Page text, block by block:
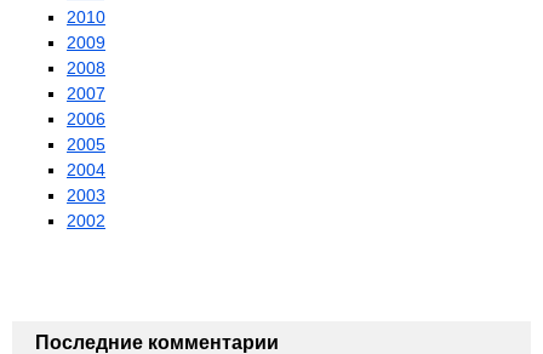
2010
2009
2008
2007
2006
2005
2004
2003
2002
Последние комментарии